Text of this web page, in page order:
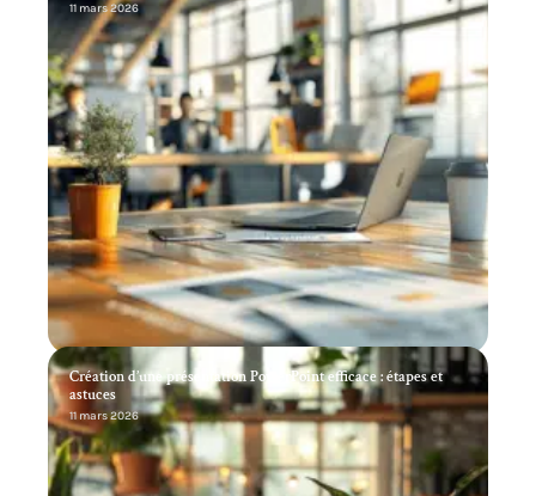
11 mars 2026
Création d’une présentation PowerPoint efficace : étapes et
astuces
11 mars 2026